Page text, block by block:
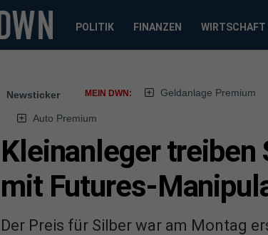
POLITIK FINANZEN WIRTSCHAFT
Newsticker MEIN DWN: Geldanlage Premium
Auto Premium
Kleinanleger
mit Futures-
Der Preis für Silber war am Montag